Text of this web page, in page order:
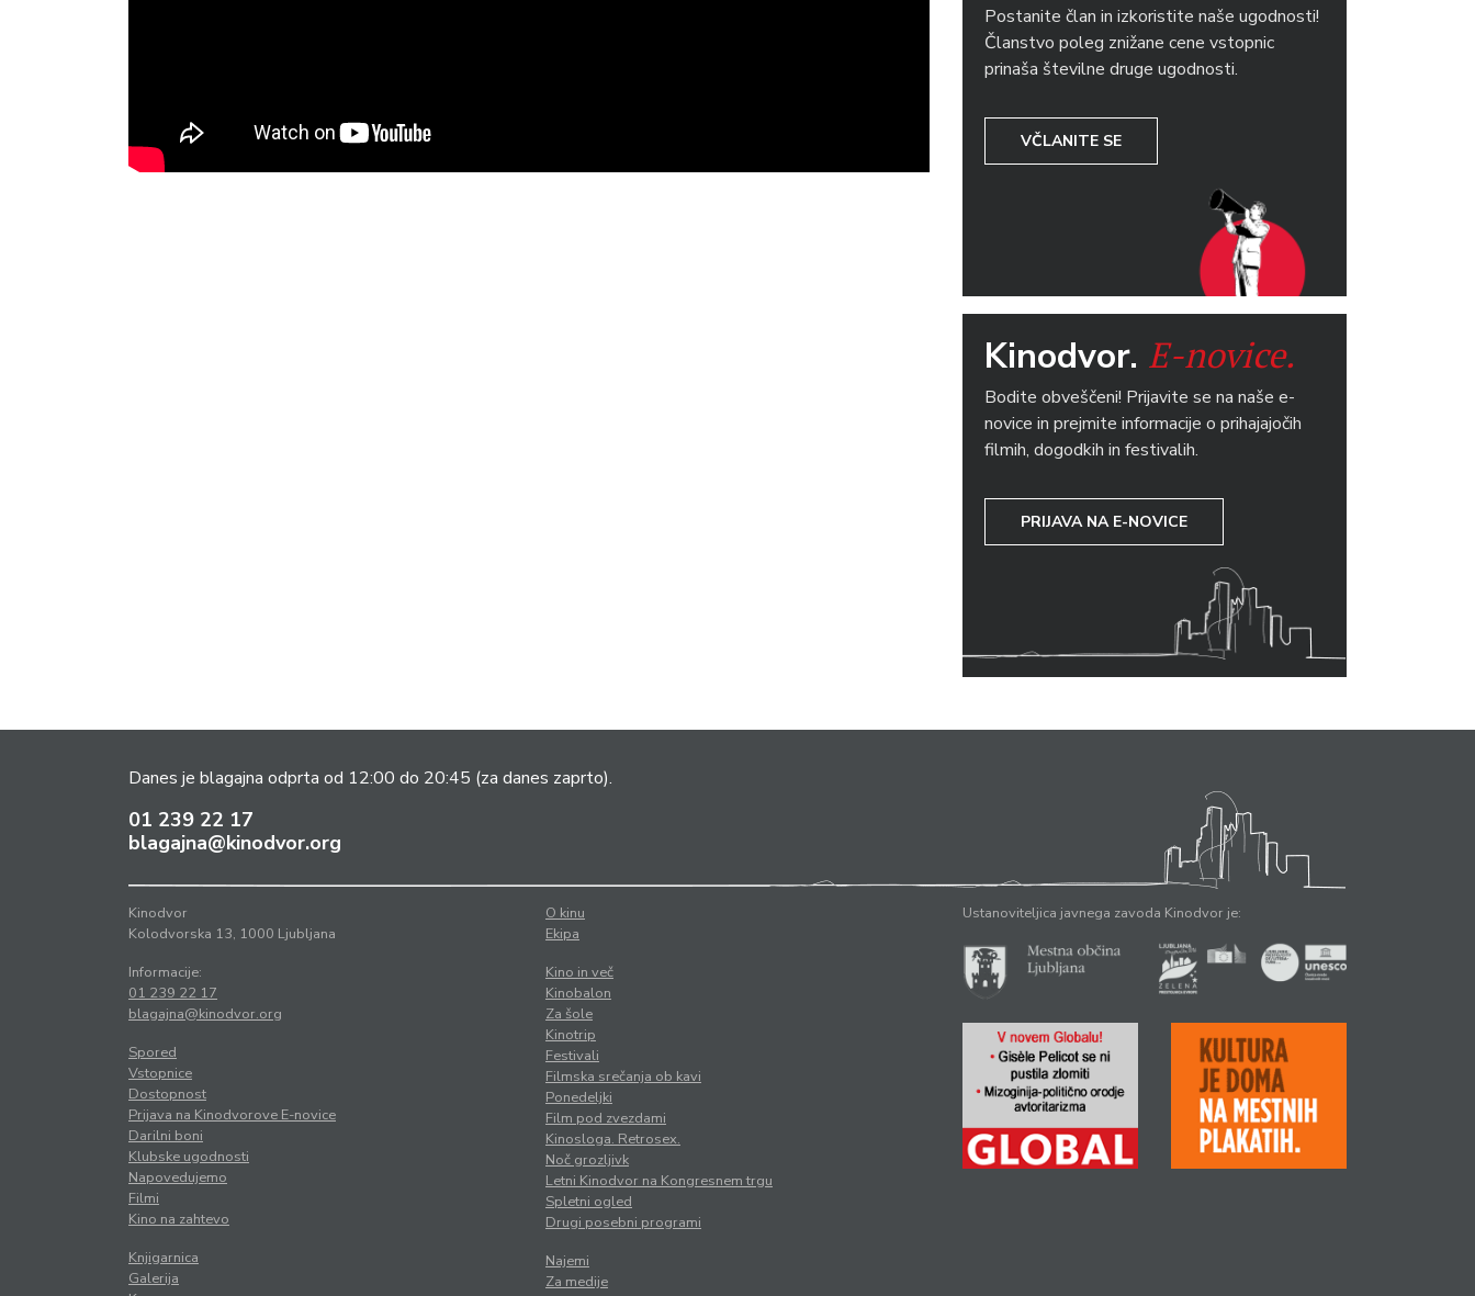
Postanite član in izkoristite naše ugodnosti!
Članstvo poleg znižane cene vstopnic
prinaša številne druge ugodnosti.
VČLANITE SE
Kinodvor. E-novice.
Bodite obveščeni! Prijavite se na naše e-
novice in prejmite informacije o prihajajočih
filmih, dogodkih in festivalih.
PRIJAVA NA E-NOVICE
Danes je blagajna odprta od 12:00 do 20:45 (za danes zaprto).
01 239 22 17
blagajna@kinodvor.org
Kinodvor
Kolodvorska 13, 1000 Ljubljana
Informacije:
01 239 22 17
blagajna@kinodvor.org
Spored
Vstopnice
Dostopnost
Prijava na Kinodvorove E-novice
Darilni boni
Klubske ugodnosti
Napovedujemo
Filmi
Kino na zahtevo
Knjigarnica
Galerija
O kinu
Ekipa
Kino in več
Kinobalon
Za šole
Kinotrip
Festivali
Filmska srečanja ob kavi
Ponedeljki
Film pod zvezdami
Kinosloga. Retrosex.
Noč grozljivk
Letni Kinodvor na Kongresnem trgu
Spletni ogled
Drugi posebni programi
Najemi
Za medije
Ustanoviteljica javnega zavoda Kinodvor je: